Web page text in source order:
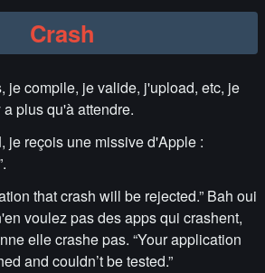
Crash
je compile, je valide, j'upload, etc, je
plus qu'à attendre.
, je reçois une missive d'Apple :
that crash will be rejected.” Bah oui
voulez pas des apps qui crashent,
elle crashe pas. “Your application
and couldn’t be tested.”